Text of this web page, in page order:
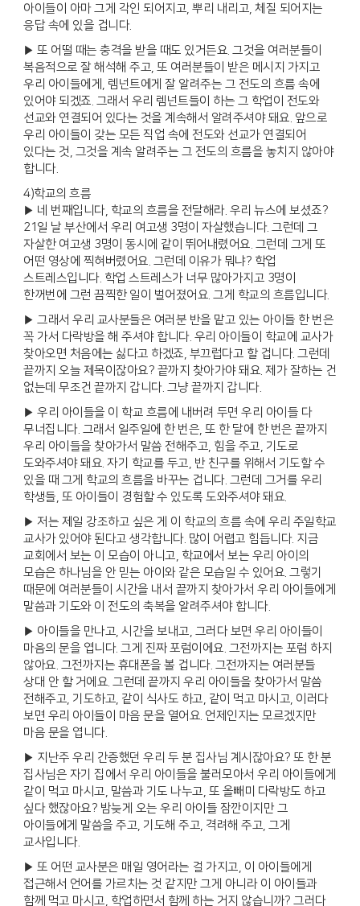
아이들이 아마 그게 각인 되어지고, 뿌리 내리고, 체질 되어지는
응답 속에 있을 겁니다.
▶ 또 어떨 때는 충격을 받을 때도 있거든요. 그것을 여러분들이
복음적으로 잘 해석해 주고, 또 여러분들이 받은 메시지 가지고
우리 아이들에게, 렘넌트에게 잘 알려주는 그 전도의 흐름 속에
있어야 되겠죠. 그래서 우리 렘넌트들이 하는 그 학업이 전도와
선교와 연결되어 있다는 것을 계속해서 알려주셔야 돼요. 앞으로
우리 아이들이 갖는 모든 직업 속에 전도와 선교가 연결되어
있다는 것, 그것을 계속 알려주는 그 전도의 흐름을 놓치지 않아야
합니다.
4)학교의 흐름
▶ 네 번째입니다, 학교의 흐름을 전달해라. 우리 뉴스에 보셨죠?
21일 날 부산에서 우리 여고생 3명이 자살했습니다. 그런데 그
자살한 여고생 3명이 동시에 같이 뛰어내렸어요. 그런데 그게 또
어떤 영상에 찍혀버렸어요. 그런데 이유가 뭐냐? 학업
스트레스입니다. 학업 스트레스가 너무 많아가지고 3명이
한꺼번에 그런 끔찍한 일이 벌어졌어요. 그게 학교의 흐름입니다.
▶ 그래서 우리 교사분들은 여러분 반을 맡고 있는 아이들 한 번은
꼭 가서 다락방을 해 주셔야 합니다. 우리 아이들이 학교에 교사가
찾아오면 처음에는 싫다고 하겠죠, 부끄럽다고 할 겁니다. 그런데
끝까지 오늘 제목이잖아요? 끝까지 찾아가야 돼요. 제가 잘하는 건
없는데 무조건 끝까지 갑니다. 그냥 끝까지 갑니다.
▶ 우리 아이들을 이 학교 흐름에 내버려 두면 우리 아이들 다
무너집니다. 그래서 일주일에 한 번은, 또 한 달에 한 번은 끝까지
우리 아이들을 찾아가서 말씀 전해주고, 힘을 주고, 기도로
도와주셔야 돼요. 자기 학교를 두고, 반 친구를 위해서 기도할 수
있을 때 그게 학교의 흐름을 바꾸는 겁니다. 그런데 그거를 우리
학생들, 또 아이들이 경험할 수 있도록 도와주셔야 돼요.
▶ 저는 제일 강조하고 싶은 게 이 학교의 흐름 속에 우리 주일학교
교사가 있어야 된다고 생각합니다. 많이 어렵고 힘듭니다. 지금
교회에서 보는 이 모습이 아니고, 학교에서 보는 우리 아이의
모습은 하나님을 안 믿는 아이와 같은 모습일 수 있어요. 그렇기
때문에 여러분들이 시간을 내서 끝까지 찾아가서 우리 아이들에게
말씀과 기도와 이 전도의 축복을 알려주셔야 합니다.
▶ 아이들을 만나고, 시간을 보내고, 그러다 보면 우리 아이들이
마음의 문을 엽니다. 그게 진짜 포럼이에요. 그전까지는 포럼 하지
않아요. 그전까지는 휴대폰을 볼 겁니다. 그전까지는 여러분들
상대 안 할 거에요. 그런데 끝까지 우리 아이들을 찾아가서 말씀
전해주고, 기도하고, 같이 식사도 하고, 같이 먹고 마시고, 이러다
보면 우리 아이들이 마음 문을 열어요. 언제인지는 모르겠지만
마음 문을 엽니다.
▶ 지난주 우리 간증했던 우리 두 분 집사님 계시잖아요? 또 한 분
집사님은 자기 집에서 우리 아이들을 불러모아서 우리 아이들에게
같이 먹고 마시고, 말씀과 기도 나누고, 또 올빼미 다락방도 하고
싶다 했잖아요? 밤늦게 오는 우리 아이들 잠깐이지만 그
아이들에게 말씀을 주고, 기도해 주고, 격려해 주고, 그게
교사입니다.
▶ 또 어떤 교사분은 매일 영어라는 걸 가지고, 이 아이들에게
접근해서 언어를 가르치는 것 같지만 그게 아니라 이 아이들과
함께 먹고 마시고, 학업하면서 함께 하는 거지 않습니까? 그러다